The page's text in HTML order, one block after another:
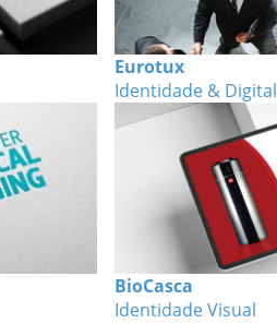
Eurotux
Identidade & Digital
BioCasca
Identidade Visual